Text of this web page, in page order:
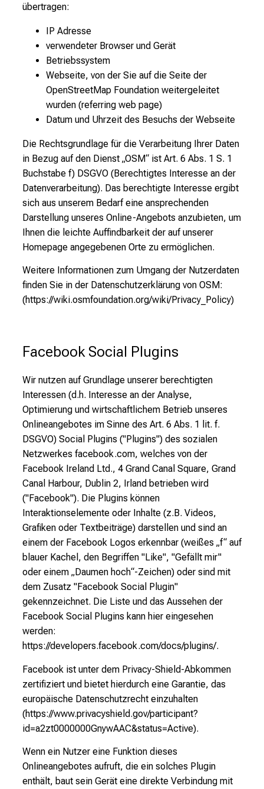
übertragen:
IP Adresse
verwendeter Browser und Gerät
Betriebssystem
Webseite, von der Sie auf die Seite der
OpenStreetMap Foundation weitergeleitet
wurden (referring web page)
Datum und Uhrzeit des Besuchs der Webseite
Die Rechtsgrundlage für die Verarbeitung Ihrer Daten
in Bezug auf den Dienst „OSM“ ist Art. 6 Abs. 1 S. 1
Buchstabe f) DSGVO (Berechtigtes Interesse an der
Datenverarbeitung). Das berechtigte Interesse ergibt
sich aus unserem Bedarf eine ansprechenden
Darstellung unseres Online-Angebots anzubieten, um
Ihnen die leichte Auffindbarkeit der auf unserer
Homepage angegebenen Orte zu ermöglichen.
Weitere Informationen zum Umgang der Nutzerdaten
finden Sie in der Datenschutzerklärung von OSM:
(https://wiki.osmfoundation.org/wiki/Privacy_Policy)
Facebook Social Plugins
Wir nutzen auf Grundlage unserer berechtigten
Interessen (d.h. Interesse an der Analyse,
Optimierung und wirtschaftlichem Betrieb unseres
Onlineangebotes im Sinne des Art. 6 Abs. 1 lit. f.
DSGVO) Social Plugins ("Plugins") des sozialen
Netzwerkes facebook.com, welches von der
Facebook Ireland Ltd., 4 Grand Canal Square, Grand
Canal Harbour, Dublin 2, Irland betrieben wird
("Facebook"). Die Plugins können
Interaktionselemente oder Inhalte (z.B. Videos,
Grafiken oder Textbeiträge) darstellen und sind an
einem der Facebook Logos erkennbar (weißes „f“ auf
blauer Kachel, den Begriffen "Like", "Gefällt mir"
oder einem „Daumen hoch“-Zeichen) oder sind mit
dem Zusatz "Facebook Social Plugin"
gekennzeichnet. Die Liste und das Aussehen der
Facebook Social Plugins kann hier eingesehen
werden:
https://developers.facebook.com/docs/plugins/.
Facebook ist unter dem Privacy-Shield-Abkommen
zertifiziert und bietet hierdurch eine Garantie, das
europäische Datenschutzrecht einzuhalten
(https://www.privacyshield.gov/participant?
id=a2zt0000000GnywAAC&status=Active).
Wenn ein Nutzer eine Funktion dieses
Onlineangebotes aufruft, die ein solches Plugin
enthält, baut sein Gerät eine direkte Verbindung mit